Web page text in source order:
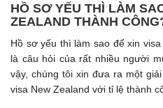
HỒ SƠ YẾU THÌ LÀM
ZEALAND THÀNH
Hồ sơ yếu thì làm sao để xin
là câu hỏi của rất nhiều người
vậy, chúng tôi xin đưa ra một
visa New Zealand với tỉ lệ thành